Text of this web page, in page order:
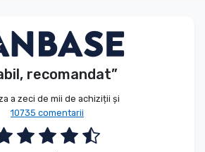
recomandat”
a zeci de mii de achiziții și
10735 comentarii